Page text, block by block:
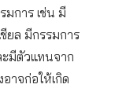
มการ เช่น มี
ยล มีกรรมการ
มีตัวแทนจาก
าจก่อให้เกิด